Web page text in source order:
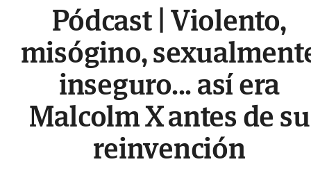
Pódcast | Violento,
misógino,
inseguro... así era
Malcolm X antes de su
reinvención